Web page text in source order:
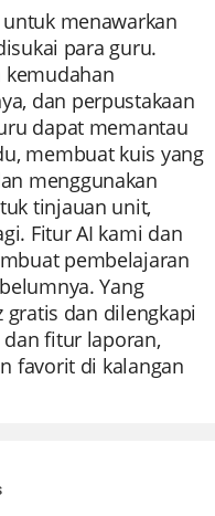
menawarkan
para guru.
kemudahan
dan perpustakaan
dapat memantau
membuat kuis yang
menggunakan
tinjauan unit,
Fitur AI kami dan
pembelajaran
Yang
gratis dan dilengkapi
fitur laporan,
favorit di kalangan